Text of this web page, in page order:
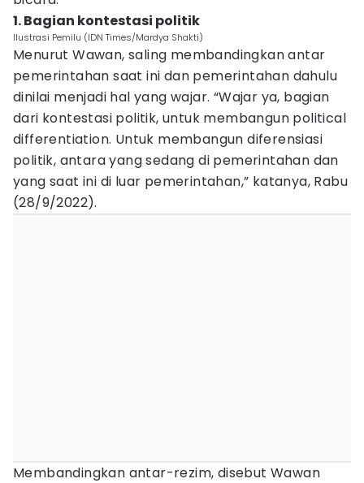
1. Bagian kontestasi politik
Ilustrasi Pemilu (IDN Times/Mardya Shakti)
Menurut Wawan, saling membandingkan antar
pemerintahan saat ini dan pemerintahan dahulu
dinilai menjadi hal yang wajar. “Wajar ya, bagian
dari kontestasi politik, untuk membangun political
differentiation. Untuk membangun diferensiasi
politik, antara yang sedang di pemerintahan dan
yang saat ini di luar pemerintahan,” katanya, Rabu
(28/9/2022).
Membandingkan antar-rezim, disebut Wawan